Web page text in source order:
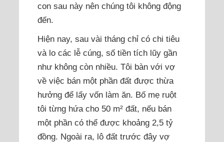
con sau này nên chúng tôi không động
đến.
Hiện nay, sau vài tháng chỉ có chi tiêu
và lo các lễ cúng, số tiền tích lũy gần
như không còn nhiều. Tôi bàn với vợ
về việc bán một phần đất được thừa
hưởng để lấy vốn làm ăn. Bố mẹ ruột
tôi từng hứa cho 50 m² đất, nếu bán
một phần có thể được khoảng 2,5 tỷ
đồng. Ngoài ra, lô đất trước đây vợ